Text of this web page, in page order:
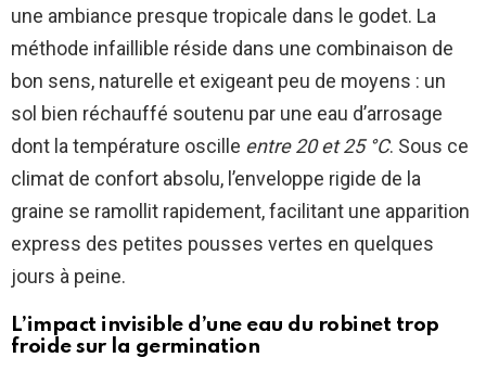
une ambiance presque tropicale dans le godet. La
méthode infaillible réside dans une combinaison de
bon sens, naturelle et exigeant peu de moyens : un
sol bien réchauffé soutenu par une eau d’arrosage
dont la température oscille entre 20 et 25 °C. Sous ce
climat de confort absolu, l’enveloppe rigide de la
graine se ramollit rapidement, facilitant une apparition
express des petites pousses vertes en quelques
jours à peine.
L’impact invisible d’une eau du robinet trop
froide sur la germination